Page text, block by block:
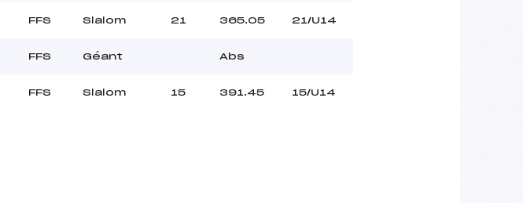
FFS Slalom 21 365.05 21/U14
FFS Géant Abs
FFS Slalom 15 391.45 15/U14